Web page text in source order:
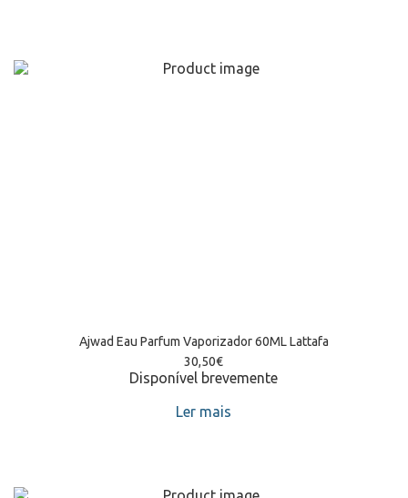
Ajwad Eau Parfum Vaporizador 60ML Lattafa
30,50€
Disponível brevemente
Ler mais